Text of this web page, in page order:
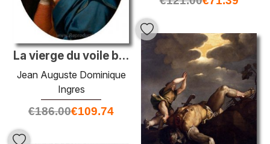
La vierge du voile bleu
Jean Auguste Dominique
Ingres
€186.00€109.74